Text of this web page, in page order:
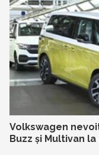
Volkswagen
Buzz și Multivan